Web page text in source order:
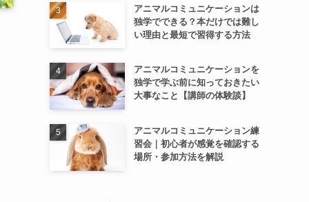
アニマルコミュニケーションは
独学でできる？本だけでは難し
い理由と最短で習得する方法
アニマルコミュニケーションを
独学で学ぶ前に知っておきたい
大事なこと【講師の体験談】
アニマルコミュニケーション練
習会｜初心者が感覚を確認する
場所・参加方法を解説